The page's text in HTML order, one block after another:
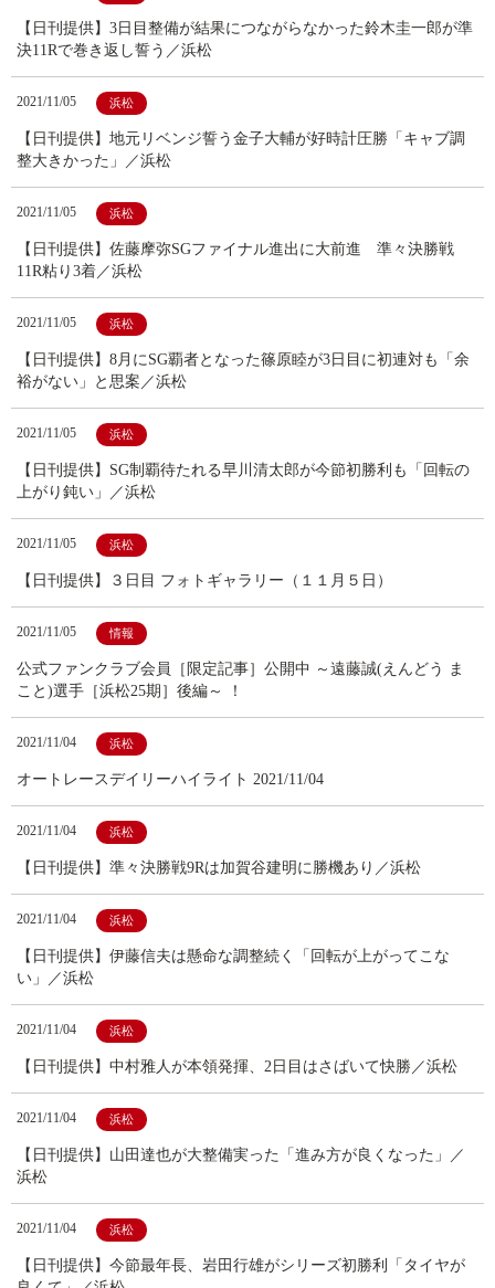
【日刊提供】3日目整備が結果につながらなかった鈴木圭一郎が準
決11Rで巻き返し誓う／浜松
2021/11/05 浜松
【日刊提供】地元リベンジ誓う金子大輔が好時計圧勝「キャブ調
整大きかった」／浜松
2021/11/05 浜松
【日刊提供】佐藤摩弥SGファイナル進出に大前進 準々決勝戦
11R粘り3着／浜松
2021/11/05 浜松
【日刊提供】8月にSG覇者となった篠原睦が3日目に初連対も「余
裕がない」と思案／浜松
2021/11/05 浜松
【日刊提供】SG制覇待たれる早川清太郎が今節初勝利も「回転の
上がり鈍い」／浜松
2021/11/05 浜松
【日刊提供】３日目 フォトギャラリー（１１月５日）
2021/11/05 情報
公式ファンクラブ会員［限定記事］公開中 ～遠藤誠(えんどう ま
こと)選手［浜松25期］後編～ ！
2021/11/04 浜松
オートレースデイリーハイライト 2021/11/04
2021/11/04 浜松
【日刊提供】準々決勝戦9Rは加賀谷建明に勝機あり／浜松
2021/11/04 浜松
【日刊提供】伊藤信夫は懸命な調整続く「回転が上がってこな
い」／浜松
2021/11/04 浜松
【日刊提供】中村雅人が本領発揮、2日目はさばいて快勝／浜松
2021/11/04 浜松
【日刊提供】山田達也が大整備実った「進み方が良くなった」／
浜松
2021/11/04 浜松
【日刊提供】今節最年長、岩田行雄がシリーズ初勝利「タイヤが